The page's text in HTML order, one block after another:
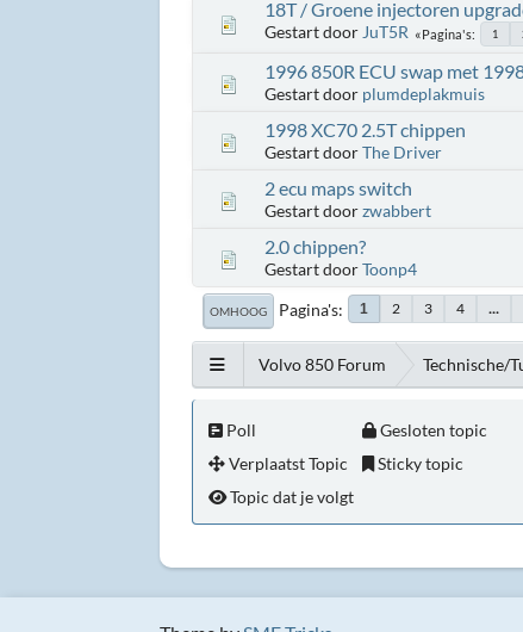
18T / Groene injectoren
Gestart door JuT5R Pagina's 1
1996 850R ECU swap met
Gestart door plumdeplakmuis
1998 XC70 2.5T chippen
Gestart doorThe Driver
2 ecu maps switch
Gestart doorzwabbert
2.0 chippen?
Gestart doorToonp4
OMHOOG Pagina's 1 2 3 4 ...
Volvo 850 Forum Technische/
Poll
Verplaatst Topic
Gesloten topic
Sticky topic
Topic dat je volgt